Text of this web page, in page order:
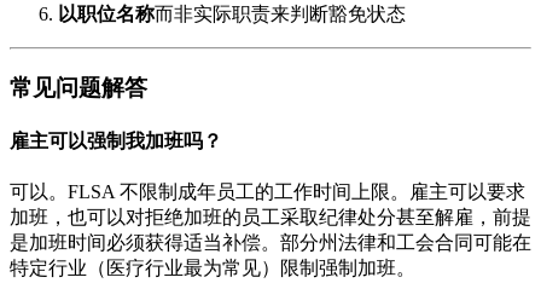
以职位名称而非实际职责来判断豁免状态
常见问题解答
雇主可以强制我加班吗？
可以。FLSA 不限制成年员工的工作时间上限。雇主可以要求
加班，也可以对拒绝加班的员工采取纪律处分甚至解雇，前提
是加班时间必须获得适当补偿。部分州法律和工会合同可能在
特定行业（医疗行业最为常见）限制强制加班。